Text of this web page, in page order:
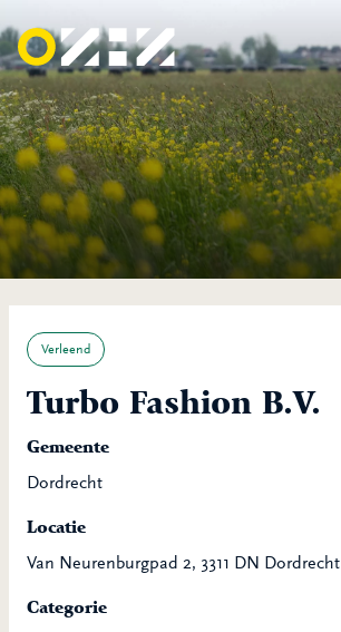
Verleend
Turbo Fashion B.V.
Gemeente
Dordrecht
Locatie
Van Neurenburgpad 2, 3311 DN Dordrecht
Categorie